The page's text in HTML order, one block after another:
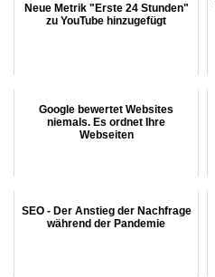
Neue Metrik "Erste 24 Stunden"
zu YouTube hinzugefügt
Google bewertet Websites
niemals. Es ordnet Ihre
Webseiten
SEO - Der Anstieg der Nachfrage
während der Pandemie